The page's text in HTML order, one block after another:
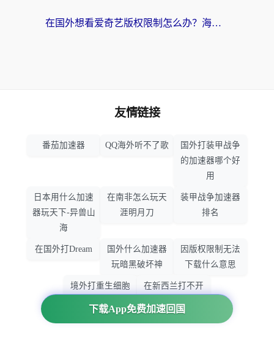
在国外想看爱奇艺版权限制怎么办？海外华人必看的追剧自由指南
下载App免费加速回国
友情链接
番茄加速器 QQ海外听不了歌
国外打装甲战争
的加速器哪个好
用
日本用什么加速
器玩天下-异兽山
海
在南非怎么玩天
涯明月刀
装甲战争加速器
排名
在国外打Dream
国外什么加速器
玩暗黑破坏神
因版权限制无法
下载什么意思
境外打重生细胞
加速器哪个好
在新西兰打不开
大智慧怎么办